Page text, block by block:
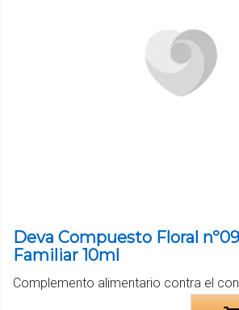
Deva Compuesto Floral
Familiar 10ml
Complemento alimentario contra el